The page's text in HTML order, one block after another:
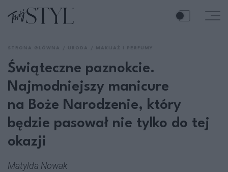
Świąteczne paznokcie.
Najmodniejszy manicure
na Boże Narodzenie, który
będzie pasował nie tylko do tej
okazji
Matylda Nowak